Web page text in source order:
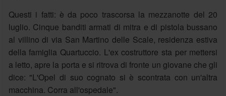
Questi i fatti: è da poco trascorsa la mezzanotte del 20
luglio. Cinque banditi armati di mitra e di pistola bussano
al villino di via San Martino delle Scale, residenza estiva
della famiglia Quartuccio. L'ex costruttore sta per mettersi
a letto, apre la porta e si ritrova di fronte un giovane che gli
dice: "L'Opel di suo cognato si è scontrata con un'altra
macchina. Corra all'ospedale".